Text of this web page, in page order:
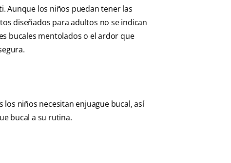
Aunque los niños puedan tener las
diseñados para adultos no se indican
bucales mentolados o el ardor que
niños necesitan enjuague bucal, así
bucal a su rutina.